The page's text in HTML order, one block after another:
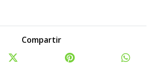
Compartir